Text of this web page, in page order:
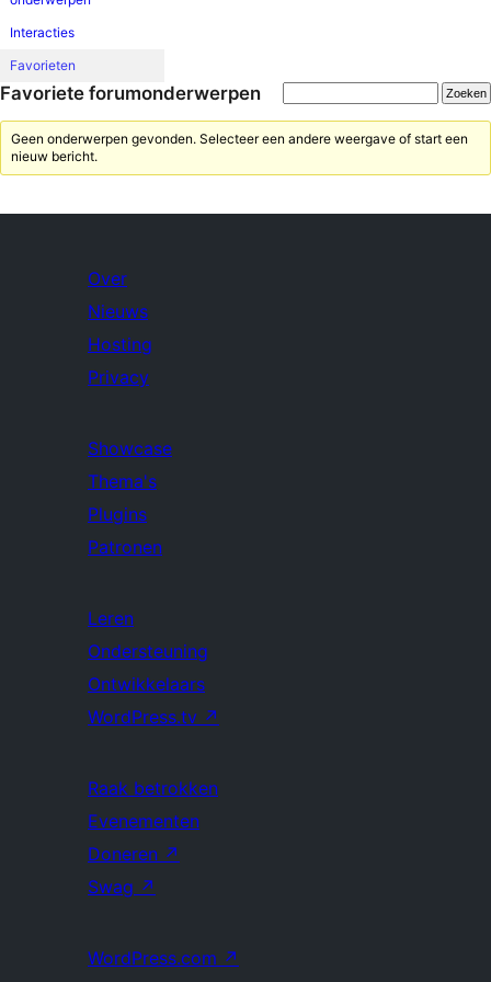
Interacties
Favorieten
Favoriete forumonderwerpen
Geen onderwerpen gevonden. Selecteer een andere weergave of start een
nieuw bericht.
Over
Nieuws
Hosting
Privacy
Showcase
Thema's
Plugins
Patronen
Leren
Ondersteuning
Ontwikkelaars
WordPress.tv ↗
Raak betrokken
Evenementen
Doneren ↗
Swag ↗
WordPress.com ↗